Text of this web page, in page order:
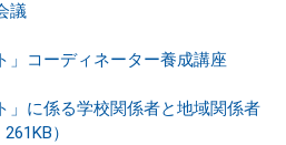
議
」コーディネーター養成講座
」に係る学校関係者と地域関係者
）